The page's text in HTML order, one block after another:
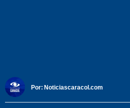
Por: Noticiascaracol.com